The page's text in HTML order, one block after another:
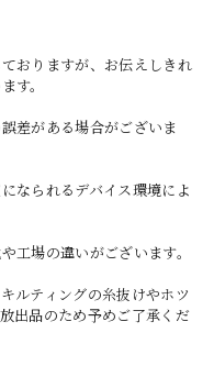
おりますが、お伝えしきれ
す。
差がある場合がございま
なられるデバイス環境によ
工場の違いがございます。
ルティングの糸抜けやホツ
出品のため予めご了承くだ